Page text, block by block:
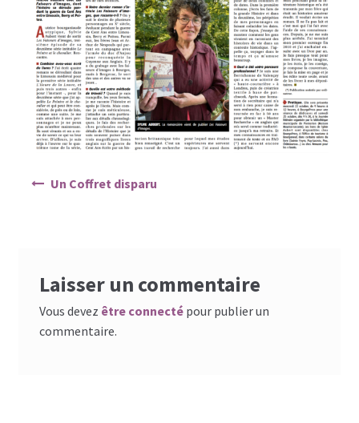
Navigation de l’article
Un Coffret disparu
Laisser un commentaire
Vous devez être connectépour publier un
commentaire.